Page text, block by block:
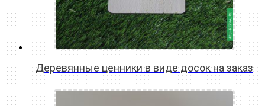
Деревянные ценники в виде досок на заказ
READ MORE